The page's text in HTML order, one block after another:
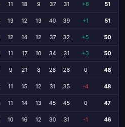
11 18 9 37 31 +6 51
13 12 13 40 39 +1 51
12 14 12 37 32 +5 50
11 17 10 34 31 +3 50
9 21 8 28 28 0 48
11 15 12 31 35 -4 48
11 14 13 45 45 0 47
10 16 12 30 31 -1 46